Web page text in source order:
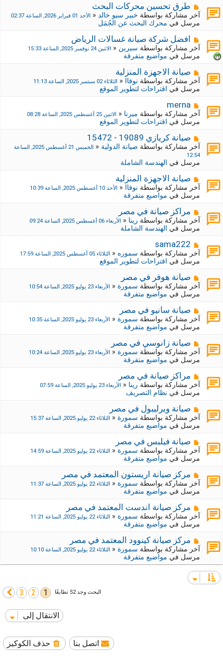
ج
د
ي
ة
م
ش
ر
ك
ة
ج
د
د
ة
طرق تحسين محركات البحث
آخر مشاركة بواسطة خبير سيو خالد« الأحد 01 فبراير 2026, الساعة 02:37
مرسل في محرك البحث عن الجُمَل
م
ش
ر
ك
ة
ج
د
د
ة
افضل شركة صيانة غسالات الرياض
آخر مشاركة بواسطة سيرين« الاثنين 24 نوفمبر 2025, الساعة 15:33
مرسل في مواضيع متفرقة
م
ش
ر
ك
ة
ج
د
د
ة
صيانة الاجهزة المنزلية
آخر مشاركة بواسطة نوفاا« الثلاثاء 02 سبتمبر 2025, الساعة 11:13
مرسل في اقتراحات لتطوير الموقع
م
ش
ر
ك
ة
ج
د
ي
ة
merna
آخر مشاركة بواسطة ميرنا« الاثنين 25 أغسطس 2025, الساعة 08:28
مرسل في اقتراحات لتطوير الموقع
م
ش
ا
ك
ة
ج
د
ي
ة
صيانة كريازي 19089 - 15472
آخر مشاركة بواسطة صيانة الدولية«
الخميس 21 أغسطس 2025, الساعة
12:54
مرسل في الهندسة الشاملة
م
ش
ر
ك
ة
ج
د
د
ة
صيانة الاجهزة المنزلية
آخر مشاركة بواسطة نوفاا« الأحد 10 أغسطس 2025, الساعة 10:39
مرسل في مواضيع متفرقة
م
ش
ر
ك
ة
ج
د
د
ة
مراكز صيانة في مصر
آخر مشاركة بواسطة رينا« الأربعاء 06 أغسطس 2025, الساعة 09:24
مرسل في الهندسة الشاملة
م
ش
ر
ك
ة
ج
د
د
ة
sama222
آخر مشاركة بواسطة سموره« الثلاثاء 05 أغسطس 2025, الساعة 17:59
مرسل في اقتراحات لتطوير الموقع
م
ش
ر
ك
ة
ج
د
د
ة
صيانة هوفر في مصر
آخر مشاركة بواسطة سمورة« الأربعاء 23 يوليو 2025, الساعة 10:54
مرسل في مواضيع متفرقة
م
ش
ر
ك
ة
ج
د
د
ة
صيانة سانيو في مصر
آخر مشاركة بواسطة سمورة« الأربعاء 23 يوليو 2025, الساعة 10:35
مرسل في مواضيع متفرقة
م
ش
ر
ك
ة
ج
د
د
ة
صيانة زانوسي في مصر
آخر مشاركة بواسطة سمورة« الأربعاء 23 يوليو 2025, الساعة 10:24
مرسل في مواضيع متفرقة
م
ش
ر
ك
ة
ج
د
د
ة
مراكز صيانة في مصر
آخر مشاركة بواسطة رينا« الأربعاء 23 يوليو 2025, الساعة 07:59
مرسل في نظام التصريف
م
ش
ر
ك
ة
ج
د
د
ة
صيانة ويرليبول في مصر
آخر مشاركة بواسطة سمورة« الثلاثاء 22 يوليو 2025, الساعة 15:37
مرسل في مواضيع متفرقة
م
ش
ر
ك
ة
ج
د
د
ة
صيانة فيلبس في مصر
آخر مشاركة بواسطة سمورة« الثلاثاء 22 يوليو 2025, الساعة 14:59
مرسل في مواضيع متفرقة
م
ش
ر
ك
ة
ج
د
د
ة
مركز صيانة اريستون المعتمد في مصر
آخر مشاركة بواسطة سمورة« الثلاثاء 22 يوليو 2025, الساعة 11:37
مرسل في مواضيع متفرقة
م
ش
ر
ك
ة
ج
د
ي
د
ة
مركز صيانة اندست المعتمد في مصر
آخر مشاركة بواسطة سمورة« الثلاثاء 22 يوليو 2025, الساعة 11:21
مرسل في مواضيع متفرقة
م
ش
ر
ك
ة
ج
مركز صيانة كينوود المعتمد في مصر
آخر مشاركة بواسطة سمورة« الثلاثاء 22 يوليو 2025, الساعة 10:10
مرسل في مواضيع متفرقة
البحث وجد 52 تطابقًا 1
2
3التالي
الانتقال إلى
حذف الكوكيز اتصل بنا